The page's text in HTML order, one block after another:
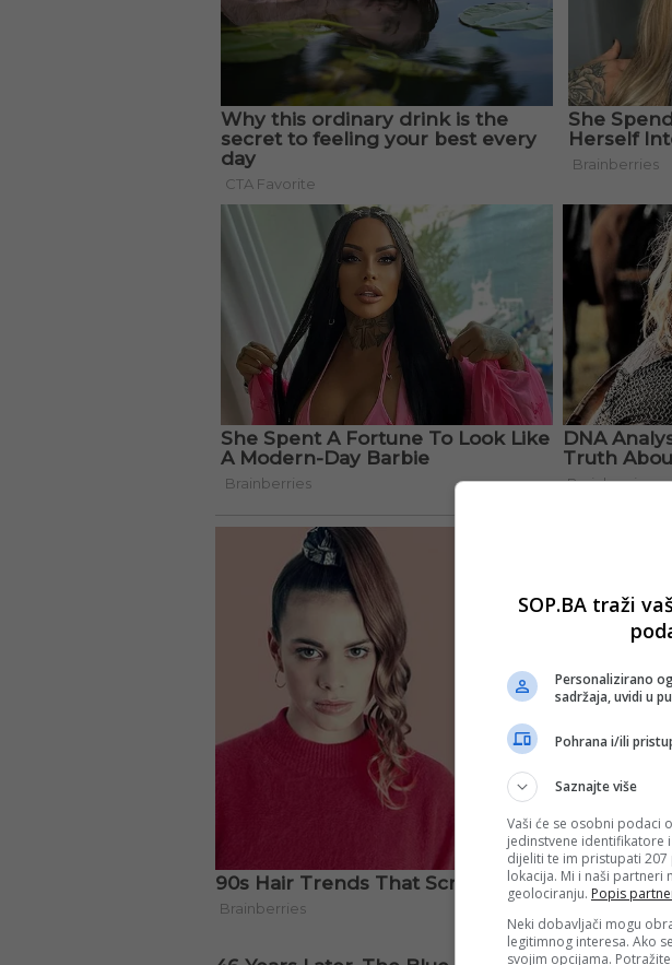
SOP.BA traži
Personalizirano
sadržaja, uvidi u
Pohrana i/ili
Saznajte više
Vaši će se osobni podaci
jedinstvene identifikatore
dijeliti te im pristupati
lokacija. Mi i naši
geolociranju. Popis
Neki dobavljači mogu
legitimnog interesa. Ako
svojim opcijama.